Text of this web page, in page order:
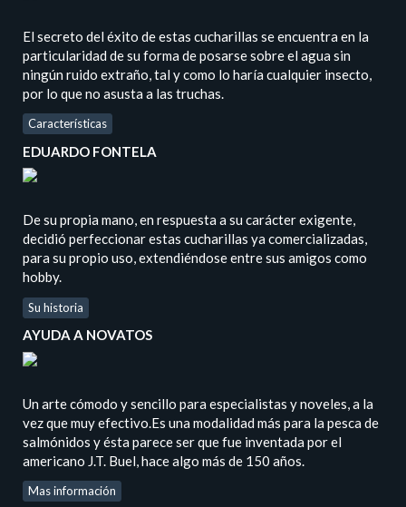
El secreto del éxito de estas cucharillas se encuentra en la
particularidad de su forma de posarse sobre el agua sin
ningún ruido extraño, tal y como lo haría cualquier insecto,
por lo que no asusta a las truchas.
Características
EDUARDO FONTELA
De su propia mano, en respuesta a su carácter exigente,
decidió perfeccionar estas cucharillas ya comercializadas,
para su propio uso, extendiéndose entre sus amigos como
hobby.
Su historia
AYUDA A NOVATOS
Un arte cómodo y sencillo para especialistas y noveles, a la
vez que muy efectivo.Es una modalidad más para la pesca de
salmónidos y ésta parece ser que fue inventada por el
americano J.T. Buel, hace algo más de 150 años.
Mas información